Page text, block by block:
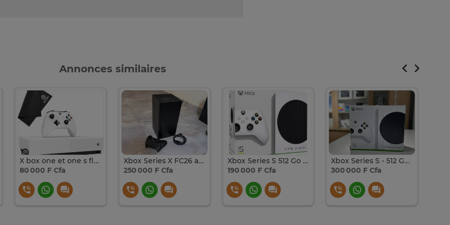
Annonces similaires
X box one et one s flaché
80 000 F Cfa
Xbox Series X FC26 avec Manette Sans Fil
250 000 F Cfa
Xbox Series S 512 Go SSD blanc compact
190 000 F Cfa
Xbox Series S - 512 Go | 100% Digitale
300 000 F Cfa